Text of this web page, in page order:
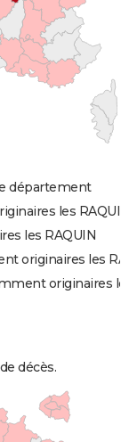
département
les
les RAQUIN
originaires les
originaires
décès.